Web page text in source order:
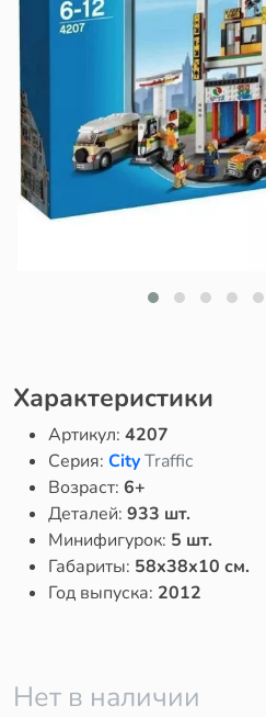
Характеристики
Артикул: 4207
Серия: CityTraffic
Возраст: 6+
Деталей: 933 шт.
Минифигурок: 5 шт.
Габариты: 58x38x10 см.
Год выпуска: 2012
Нет в наличии